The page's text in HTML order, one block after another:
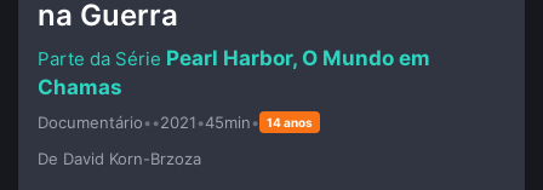
na Guerra
Pearl Harbor, O Mundo em
Chamas
Documentário••2021•45min• 14 anos
De David Korn-Brzoza